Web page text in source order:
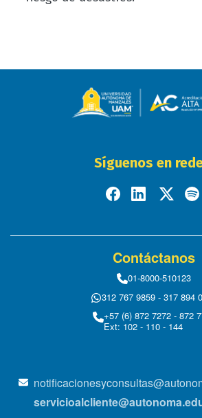
Síguenos en
Contáctanos
01-8000-510123
312 767 9859 - 317 894
+57 (6) 872 7272 - 872
Ext: 102 - 110 - 144